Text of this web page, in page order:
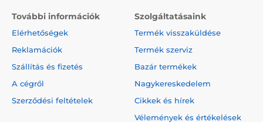
További információk
Elérhetőségek
Reklamációk
Szállítás és fizetés
A cégről
Szerződési feltételek
Szolgáltatásaink
Termék visszaküldése
Termék szerviz
Bazár termékek
Nagykereskedelem
Cikkek és hírek
Vélemények és értékelések